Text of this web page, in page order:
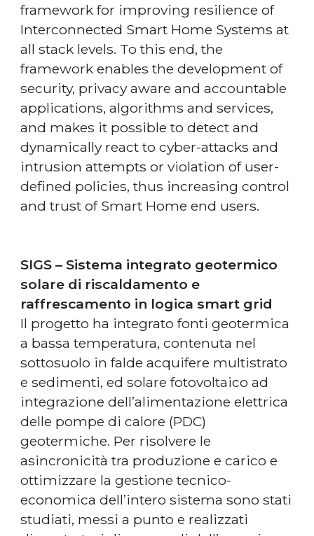
framework for improving resilience of
Interconnected Smart Home Systems at
all stack levels. To this end, the
framework enables the development of
security, privacy aware and accountable
applications, algorithms and services,
and makes it possible to detect and
dynamically react to cyber-attacks and
intrusion attempts or violation of user-
defined policies, thus increasing control
and trust of Smart Home end users.
SIGS – Sistema integrato geotermico
solare di riscaldamento e
raffrescamento in logica smart grid
Il progetto ha integrato fonti geotermica
a bassa temperatura, contenuta nel
sottosuolo in falde acquifere multistrato
e sedimenti, ed solare fotovoltaico ad
integrazione dell’alimentazione elettrica
delle pompe di calore (PDC)
geotermiche. Per risolvere le
asincronicità tra produzione e carico e
ottimizzare la gestione tecnico-
economica dell’intero sistema sono stati
studiati, messi a punto e realizzati